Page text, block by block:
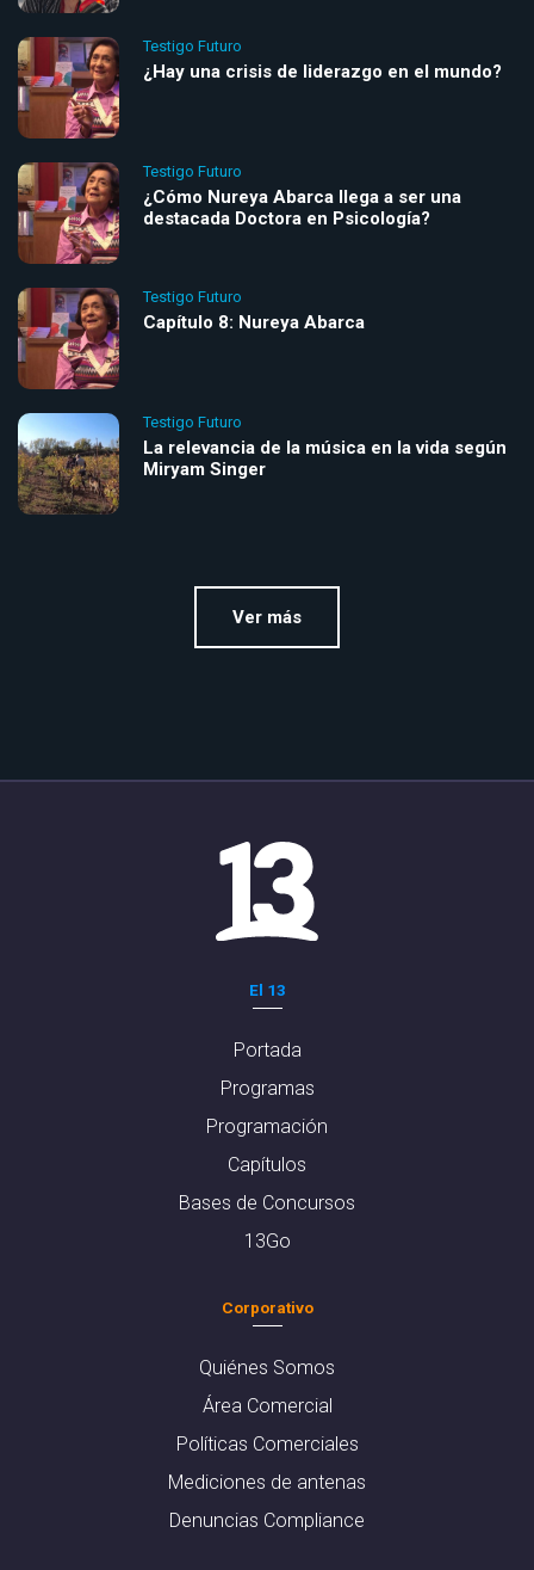
Testigo Futuro
¿Hay una crisis de liderazgo en el mundo?
Testigo Futuro
¿Cómo Nureya Abarca llega a ser una
destacada Doctora en Psicología?
Testigo Futuro
Capítulo 8: Nureya Abarca
Testigo Futuro
La relevancia de la música en la vida según
Miryam Singer
Ver más
El 13
Portada
Programas
Programación
Capítulos
Bases de Concursos
13Go
Corporativo
Quiénes Somos
Área Comercial
Políticas Comerciales
Mediciones de antenas
Denuncias Compliance